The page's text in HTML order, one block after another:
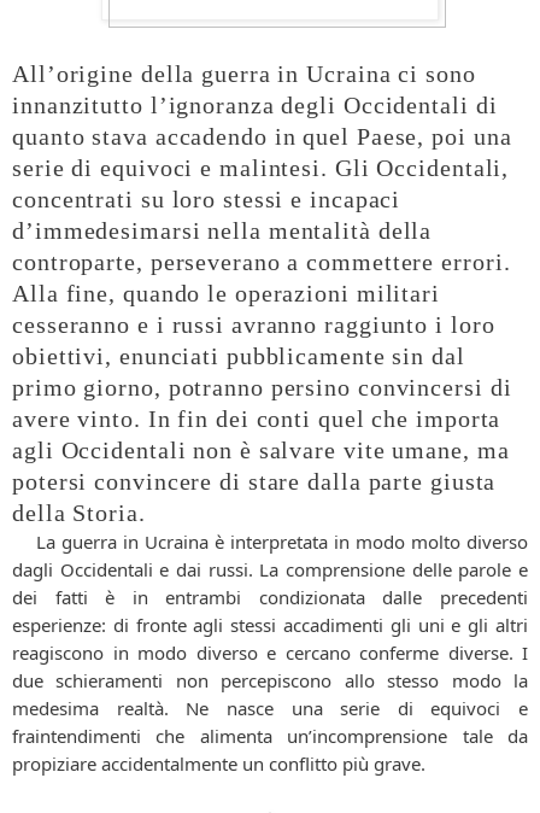
All’origine della guerra in Ucraina ci sono
innanzitutto l’ignoranza degli Occidentali di
quanto stava accadendo in quel Paese, poi una
serie di equivoci e malintesi. Gli Occidentali,
concentrati su loro stessi e incapaci
d’immedesimarsi nella mentalità della
controparte, perseverano a commettere errori.
Alla fine, quando le operazioni militari
cesseranno e i russi avranno raggiunto i loro
obiettivi, enunciati pubblicamente sin dal
primo giorno, potranno persino convincersi di
avere vinto. In fin dei conti quel che importa
agli Occidentali non è salvare vite umane, ma
potersi convincere di stare dalla parte giusta
della Storia.
La guerra in Ucraina è interpretata in modo molto diverso
dagli Occidentali e dai russi. La comprensione delle parole e
dei fatti è in entrambi condizionata dalle precedenti
esperienze: di fronte agli stessi accadimenti gli uni e gli altri
reagiscono in modo diverso e cercano conferme diverse. I
due schieramenti non percepiscono allo stesso modo la
medesima realtà. Ne nasce una serie di equivoci e
fraintendimenti che alimenta un’incomprensione tale da
propiziare accidentalmente un conflitto più grave.